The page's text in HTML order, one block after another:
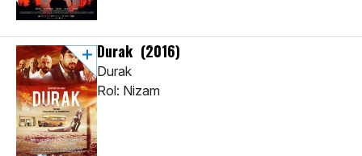
Durak (2016)
Durak
Rol: Nizam